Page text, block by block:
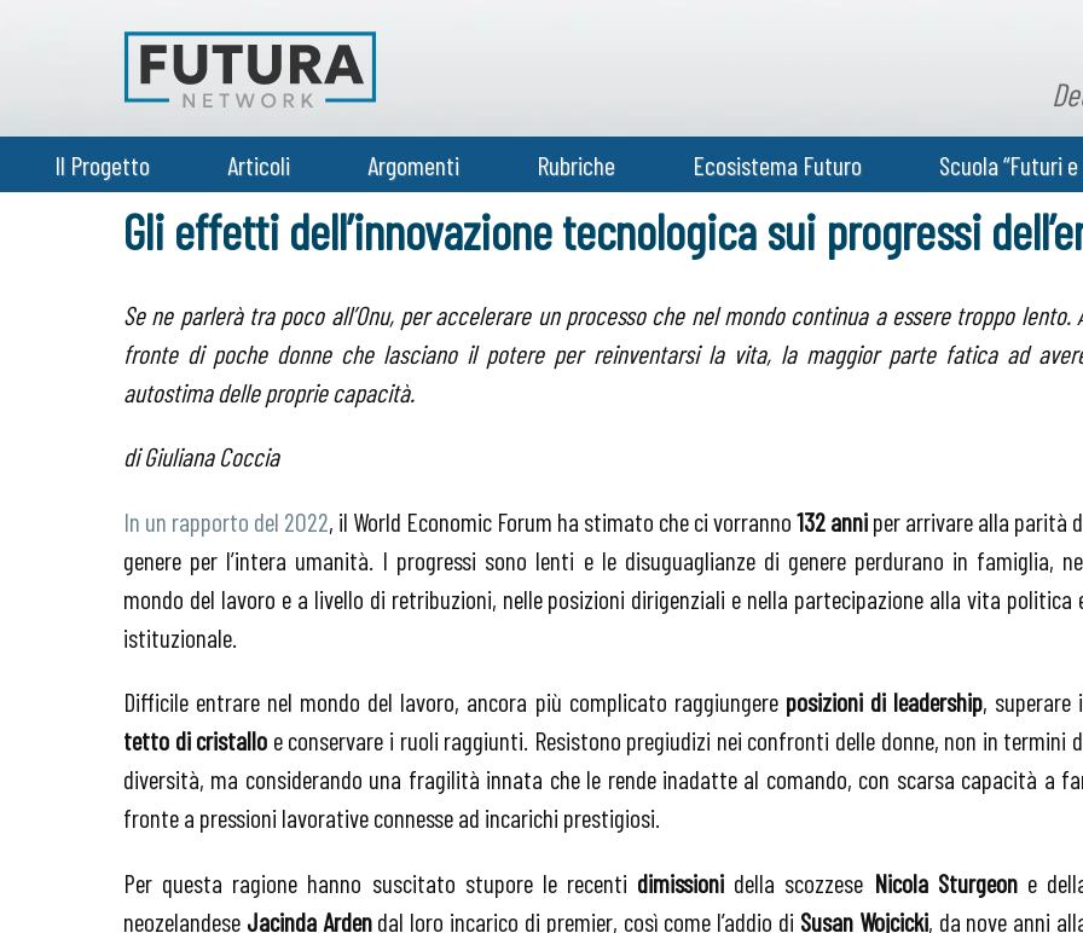
Il Progetto Articoli Argomenti Rubriche Ecosistema Futuro Scuola “Futuri
Gli effetti dell’innovazione tecnologica sui progressi
Se ne parlerà tra poco all’Onu, per accelerare un processo che nel mondo continua a essere troppo lento.
fronte di poche donne che lasciano il potere per reinventarsi la vita, la maggior parte fatica ad
autostima delle proprie capacità.
di Giuliana Coccia
In un rapporto del 2022, il World Economic Forum ha stimato che ci vorranno132 anniper arrivare alla parità
genere per l’intera umanità. I progressi sono lenti e le disuguaglianze di genere perdurano in famiglia,
mondo del lavoro e a livello di retribuzioni, nelle posizioni dirigenziali e nella partecipazione alla vita politica
istituzionale.
Difficile entrare nel mondo del lavoro, ancora più complicato raggiungere posizioni di leadership, superare
tetto di cristallo e conservare i ruoli raggiunti. Resistono pregiudizi nei confronti delle donne, non in termini
diversità, ma considerando una fragilità innata che le rende inadatte al comando, con scarsa capacità a
fronte a pressioni lavorative connesse ad incarichi prestigiosi.
Per questa ragione hanno suscitato stupore le recenti dimissioni della scozzese Nicola Sturgeone
neozelandese Jacinda Ardendal loro incarico di premier, così come l’addio di Susan Wojcicki, da nove anni